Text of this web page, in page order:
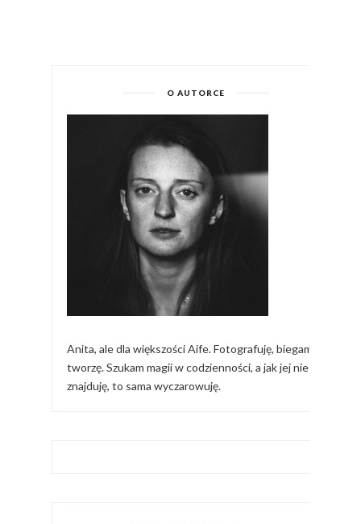
O AUTORCE
Anita, ale dla większości Aife. Fotografuję, biegam,
tworzę. Szukam magii w codzienności, a jak jej nie
znajduję, to sama wyczarowuję.